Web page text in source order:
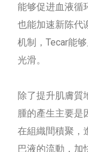
能够促进血液循
也能加速新陈代
机制，Tecar能
光滑。
除了提升肌膚質
腫的產生主要是
在組織間積聚，
巴液的流動，加